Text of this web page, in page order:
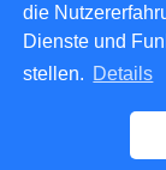
die
Dienste und
stellen. Details